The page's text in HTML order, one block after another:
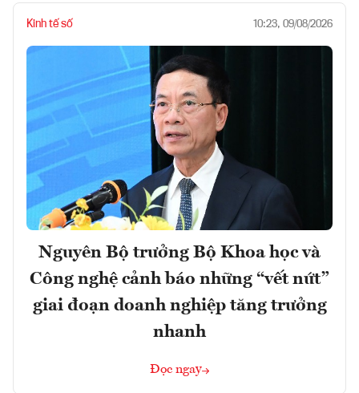
Kinh tế số 10:23, 09/08/2026
Nguyên Bộ trưởng Bộ Khoa học và
Công nghệ cảnh báo những “vết nứt”
giai đoạn doanh nghiệp tăng trưởng
nhanh
Đọc ngay